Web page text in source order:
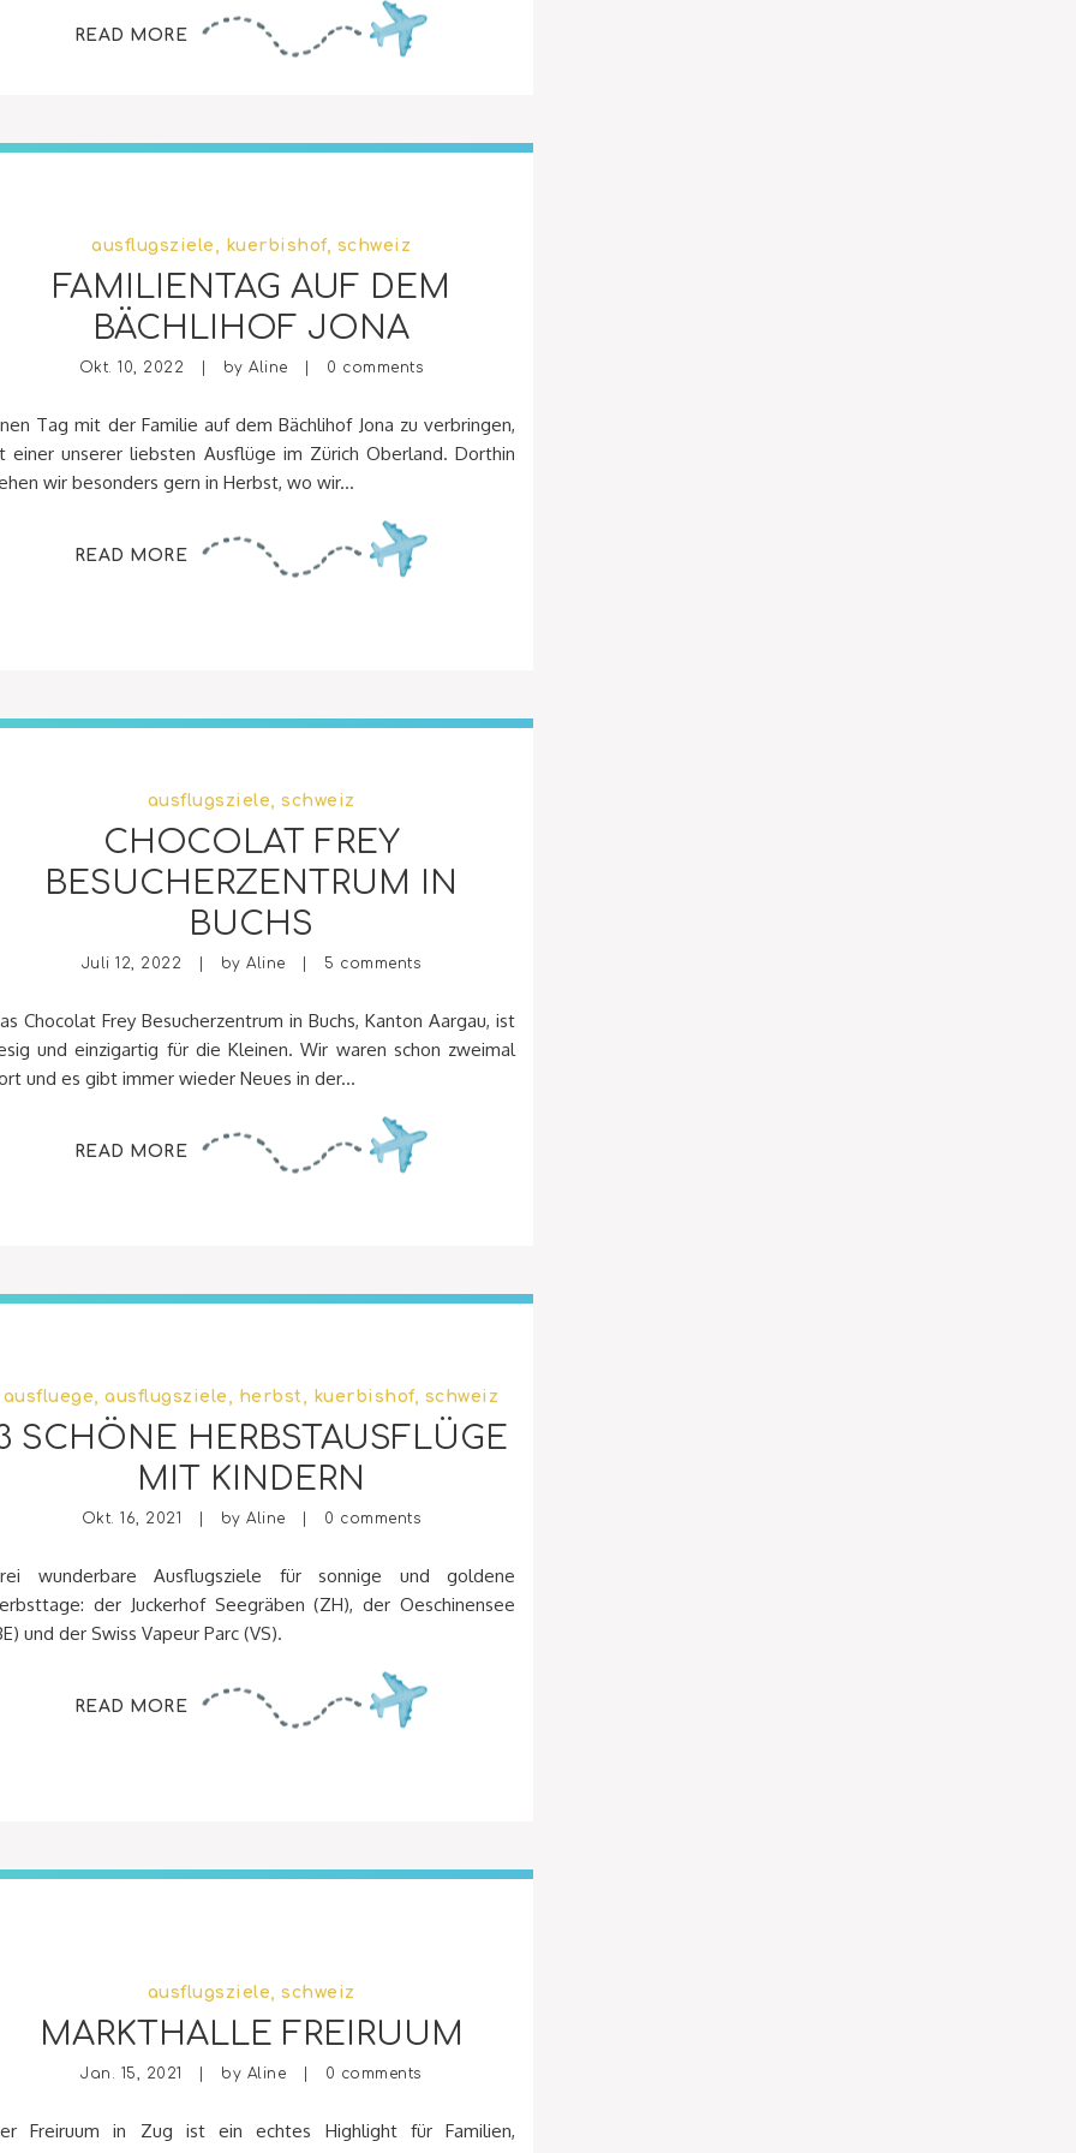
READ MORE
ausflugsziele kuerbishof, schweiz
FAMILIENTAG AUF DEM
BÄCHLIHOF JONA
Okt. 10, 2022 | byAline | 0 comments
Tag mit der Familie auf dem Bächlihof Jona zu verbringen,
einer unserer liebsten Ausflüge im Zürich Oberland. Dorthin
wir besonders gern in Herbst, wo wir...
READ MORE
ausflugsziele schweiz
CHOCOLAT FREY
BESUCHERZENTRUM IN
BUCHS
Juli 12, 2022 | byAline | 5 comments
Chocolat Frey Besucherzentrum in Buchs, Kanton Aargau, ist
und einzigartig für die Kleinen. Wir waren schon zweimal
und es gibt immer wieder Neues in der...
READ MORE
ausfluege ,ausflugsziele herbst kuerbishof, schweiz
SCHÖNE HERBSTAUSFLÜGE
MIT KINDERN
Okt. 16, 2021 | byAline | 0 comments
wunderbare Ausflugsziele für sonnige und goldene
der Juckerhof Seegräben (ZH), der Oeschinensee
und der Swiss Vapeur Parc (VS).
READ MORE
ausflugsziele schweiz
MARKTHALLE FREIRUUM
Jan. 15, 2021 | by Aline | 0 comments
Freiruum in Zug ist ein echtes Highlight für Familien,